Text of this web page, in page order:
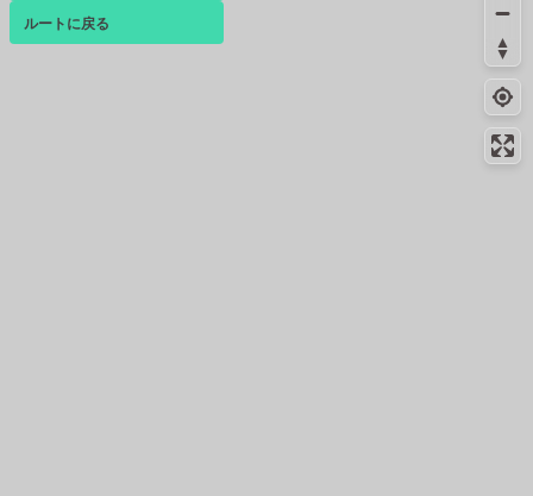
広島観音本町一丁目店
-
198m
ベース ▴
ルートに戻る